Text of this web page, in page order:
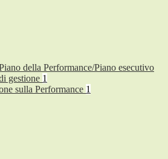
della Performance/Piano esecutivo
gestione 1
sulla Performance 1